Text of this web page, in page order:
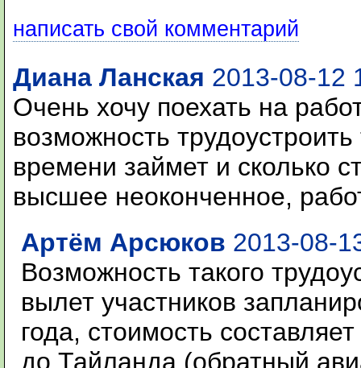
написать свой комментарий
Диана Ланская 2013-08-12
Очень хочу поехать на
возможность
времени займет и сколько
высшее неоконченное,
Артём Арсюков 2013-08-
Возможность такого
вылет участников
года, стоимость
до Тайланда (обратный